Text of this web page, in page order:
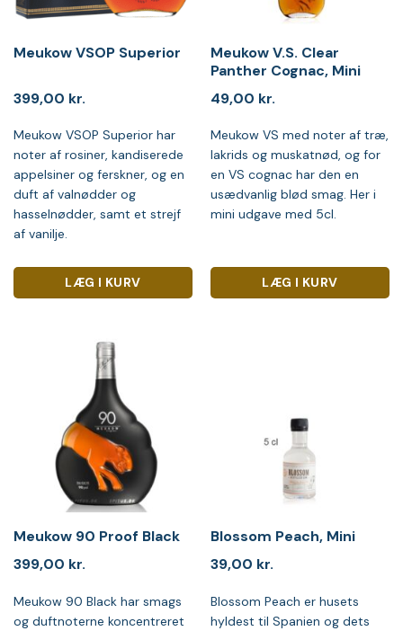
Meukow VSOP Superior
399,00 kr.
Meukow VSOP Superior har
noter af rosiner, kandiserede
appelsiner og ferskner, og en
duft af valnødder og
hasselnødder, samt et strejf
af vanilje.
LÆG I KURV
Meukow V.S. Clear
Panther Cognac, Mini
49,00 kr.
Meukow VS med noter af træ,
lakrids og muskatnød, og for
en VS cognac har den en
usædvanlig blød smag. Her i
mini udgave med 5cl.
LÆG I KURV
Meukow 90 Proof Black
399,00 kr.
Meukow 90 Black har smags
og duftnoterne koncentreret
Blossom Peach, Mini
39,00 kr.
Blossom Peach er husets
hyldest til Spanien og dets